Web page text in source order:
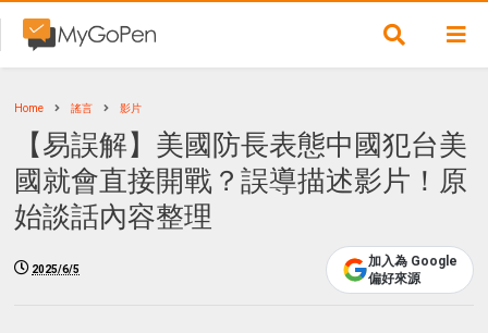
Home 謠言 影片
【易誤解】美國防長表態中國犯台美
國就會直接開戰？誤導描述影片！原
始談話內容整理
2025/6/5
加入為 Google
偏好來源